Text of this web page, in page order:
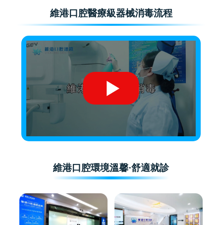
維港口腔醫療級器械消毒流程
維港口腔環境溫馨·舒適就診